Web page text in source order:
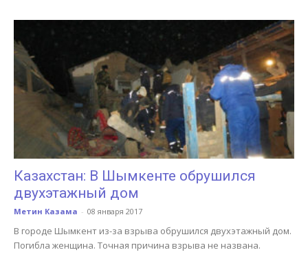
Казахстан: В Шымкенте обрушился
двухэтажный дом
Метин Казама - 08 января 2017
В городе Шымкент из-за взрыва обрушился двухэтажный дом.
Погибла женщина. Точная причина взрыва не названа.